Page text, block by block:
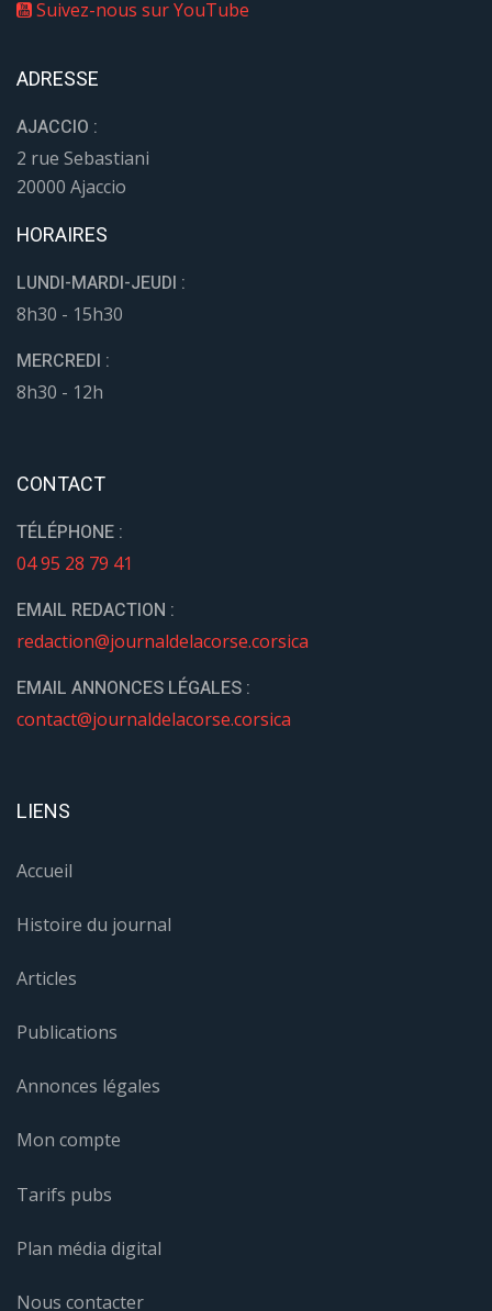
Suivez-nous sur YouTube
ADRESSE
AJACCIO :
2 rue Sebastiani
20000 Ajaccio
HORAIRES
LUNDI-MARDI-JEUDI :
8h30 - 15h30
MERCREDI :
8h30 - 12h
CONTACT
TÉLÉPHONE :
04 95 28 79 41
EMAIL REDACTION :
redaction@journaldelacorse.corsica
EMAIL ANNONCES LÉGALES :
contact@journaldelacorse.corsica
LIENS
Accueil
Histoire du journal
Articles
Publications
Annonces légales
Mon compte
Tarifs pubs
Plan média digital
Nous contacter